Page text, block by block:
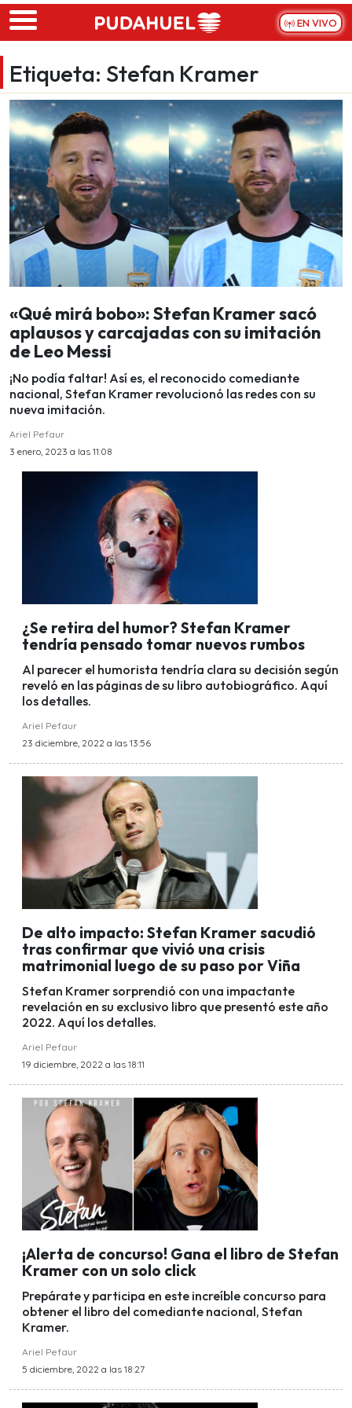
Skip to main content
EN VIVO
Etiqueta: Stefan Kramer
«Qué mirá bobo»: Stefan Kramer sacó
aplausos y carcajadas con su imitación
de Leo Messi
¡No podía faltar! Así es, el reconocido comediante
nacional, Stefan Kramer revolucionó las redes con su
nueva imitación.
Ariel Pefaur
3 enero, 2023 a las 11:08
¿Se retira del humor? Stefan Kramer
tendría pensado tomar nuevos rumbos
Al parecer el humorista tendría clara su decisión según
reveló en las páginas de su libro autobiográfico. Aquí
los detalles.
Ariel Pefaur
23 diciembre, 2022 a las 13:56
De alto impacto: Stefan Kramer sacudió
tras confirmar que vivió una crisis
matrimonial luego de su paso por Viña
Stefan Kramer sorprendió con una impactante
revelación en su exclusivo libro que presentó este año
2022. Aquí los detalles.
Ariel Pefaur
19 diciembre, 2022 a las 18:11
¡Alerta de concurso! Gana el libro de Stefan
Kramer con un solo click
Prepárate y participa en este increíble concurso para
obtener el libro del comediante nacional, Stefan
Kramer.
Ariel Pefaur
5 diciembre, 2022 a las 18:27